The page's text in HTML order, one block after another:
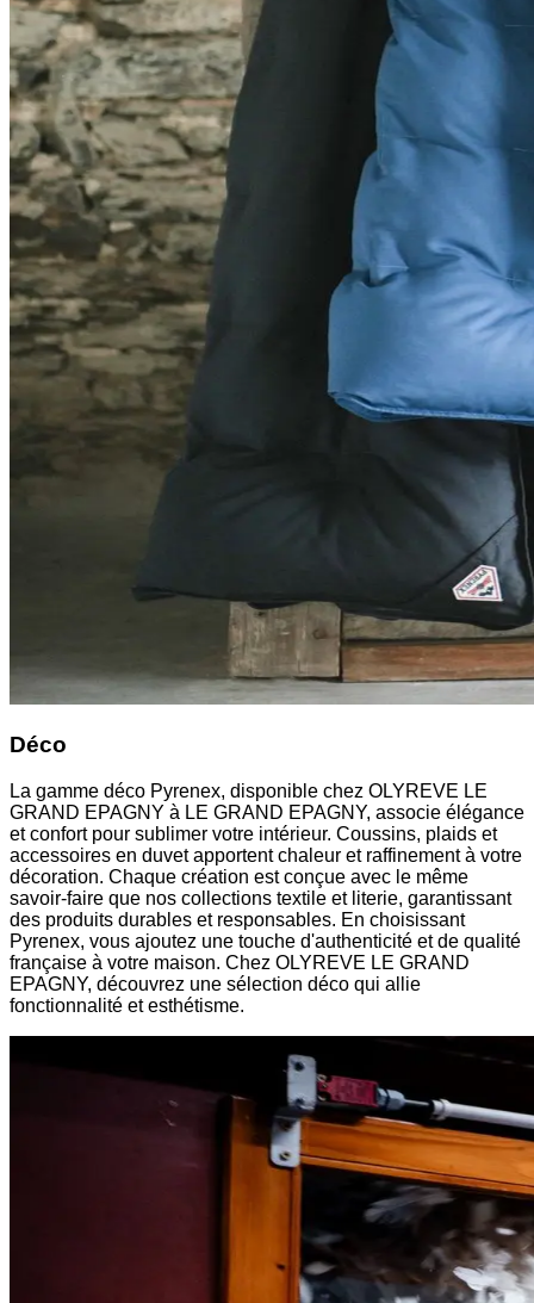
Déco
La gamme déco Pyrenex, disponible chez OLYREVE LE
GRAND EPAGNY à LE GRAND EPAGNY, associe élégance
et confort pour sublimer votre intérieur. Coussins, plaids et
accessoires en duvet apportent chaleur et raffinement à votre
décoration. Chaque création est conçue avec le même
savoir-faire que nos collections textile et literie, garantissant
des produits durables et responsables. En choisissant
Pyrenex, vous ajoutez une touche d'authenticité et de qualité
française à votre maison. Chez OLYREVE LE GRAND
EPAGNY, découvrez une sélection déco qui allie
fonctionnalité et esthétisme.